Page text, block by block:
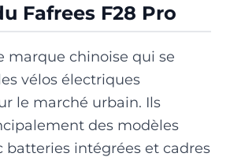
Fafrees F28 Pro
marque chinoise qui se
vélos électriques
le marché urbain. Ils
des modèles
batteries intégrées et cadres